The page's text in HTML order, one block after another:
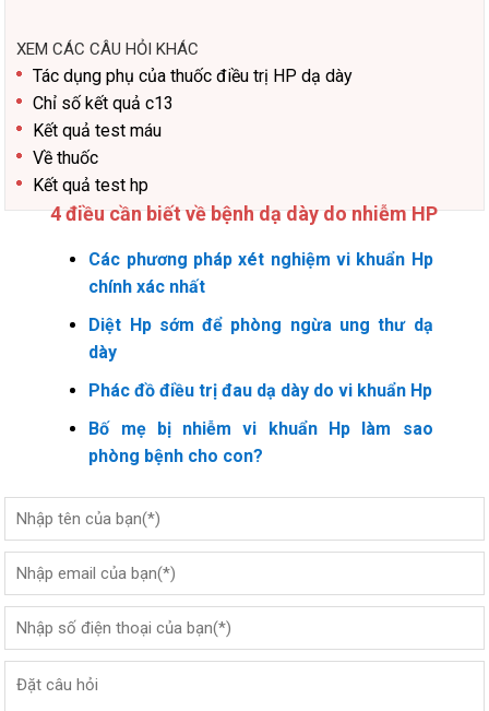
XEM CÁC CÂU HỎI KHÁC
Tác dụng phụ của thuốc điều trị HP dạ dày
Chỉ số kết quả c13
Kết quả test máu
Về thuốc
Kết quả test hp
4 điều cần biết về bệnh dạ dày do nhiễm HP
Các phương pháp xét nghiệm vi khuẩn Hp
chính xác nhất
Diệt Hp sớm để phòng ngừa ung thư dạ
dày
Phác đồ điều trị đau dạ dày do vi khuẩn Hp
Bố mẹ bị nhiễm vi khuẩn Hp làm sao
phòng bệnh cho con?